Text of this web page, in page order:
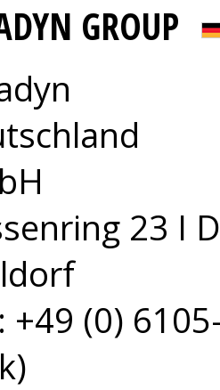
GROUP
23 I
+49 (0)